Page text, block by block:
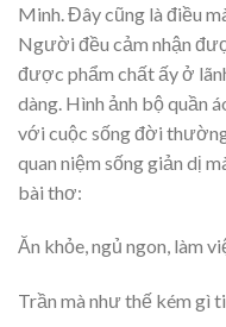
Minh. Đây cũng là điều
Người đều cảm nhận
được phẩm chất ấy ở
dàng. Hình ảnh bộ quần
với cuộc sống đời
quan niệm sống giản dị
bài thơ:
Ăn khỏe, ngủ ngon, làm
Trần mà như thế kém gì